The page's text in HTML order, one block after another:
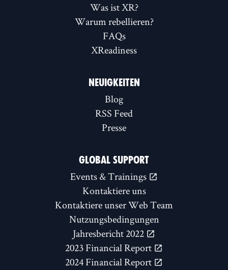
Was ist XR?
Warum rebellieren?
FAQs
XReadiness
NEUIGKEITEN
Blog
RSS Feed
Presse
GLOBAL SUPPORT
Events & Trainings
Kontaktiere uns
Kontaktiere unser Web Team
Nutzungsbedingungen
Jahresbericht 2022
2023 Financial Report
2024 Financial Report